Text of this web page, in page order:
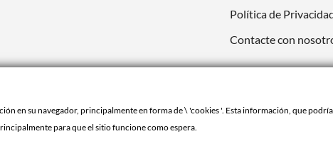
Política de
Contacte con
en su navegador, principalmente en forma de \ 'cookies '. Esta información, que
para que el sitio funcione como espera.